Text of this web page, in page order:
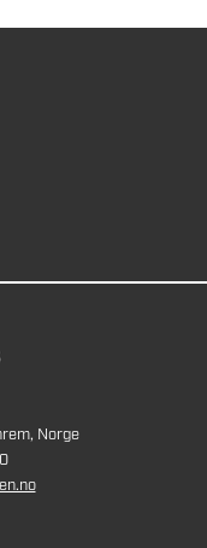
Norge